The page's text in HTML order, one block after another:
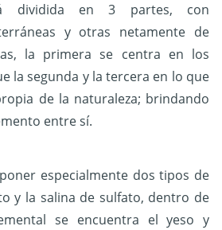
dividida en 3 partes, con
y otras netamente de
la primera se centra en los
la segunda y la tercera en lo que
de la naturaleza; brindando
entre sí.
especialmente dos tipos de
y la salina de sulfato, dentro de
se encuentra el yeso y